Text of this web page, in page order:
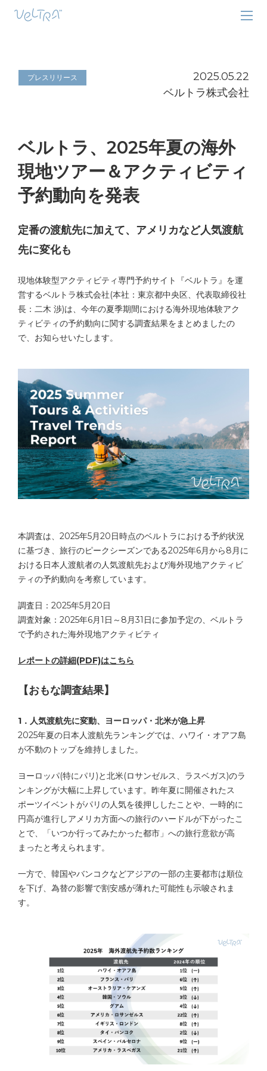
プレスリリース
2025.05.22
ベルトラ株式会社
ベルトラ、2025年夏の海外
現地ツアー＆アクティビティ
予約動向を発表
定番の渡航先に加えて、アメリカなど人気渡航
先に変化も
現地体験型アクティビティ専門予約サイト『ベルトラ』を運
営するベルトラ株式会社(本社：東京都中央区、代表取締役社
長：二木 渉)は、今年の夏季期間における海外現地体験アク
ティビティの予約動向に関する調査結果をまとめましたの
で、お知らせいたします。
本調査は、2025年5月20日時点のベルトラにおける予約状況
に基づき、旅行のピークシーズンである2025年6月から8月に
おける日本人渡航者の人気渡航先および海外現地アクティビ
ティの予約動向を考察しています。
調査日：2025年5月20日
調査対象：2025年6月1日～8月31日に参加予定の、ベルトラ
で予約された海外現地アクティビティ
レポートの詳細(PDF)はこちら
【おもな調査結果】
1．人気渡航先に変動、ヨーロッパ・北米が急上昇
2025年夏の日本人渡航先ランキングでは、ハワイ・オアフ島
が不動のトップを維持しました。
ヨーロッパ(特にパリ)と北米(ロサンゼルス、ラスベガス)のラ
ンキングが大幅に上昇しています。昨年夏に開催されたス
ポーツイベントがパリの人気を後押ししたことや、一時的に
円高が進行しアメリカ方面への旅行のハードルが下がったこ
とで、「いつか行ってみたかった都市」への旅行意欲が高
まったと考えられます。
一方で、韓国やバンコクなどアジアの一部の主要都市は順位
を下げ、為替の影響で割安感が薄れた可能性も示唆されま
す。